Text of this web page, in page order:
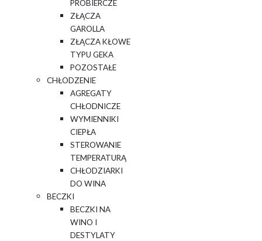
PROBIERCZE
ZŁĄCZA
GAROLLA
ZŁĄCZA KŁOWE
TYPU GEKA
POZOSTAŁE
CHŁODZENIE
AGREGATY
CHŁODNICZE
WYMIENNIKI
CIEPŁA
STEROWANIE
TEMPERATURĄ
CHŁODZIARKI
DO WINA
BECZKI
BECZKI NA
WINO I
DESTYLATY